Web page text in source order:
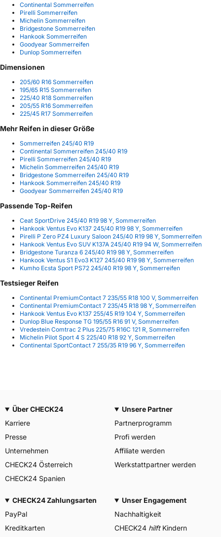
Continental Sommerreifen
Pirelli Sommerreifen
Michelin Sommerreifen
Bridgestone Sommerreifen
Hankook Sommerreifen
Goodyear Sommerreifen
Dunlop Sommerreifen
Dimensionen
205/60 R16 Sommerreifen
195/65 R15 Sommerreifen
225/40 R18 Sommerreifen
205/55 R16 Sommerreifen
225/45 R17 Sommerreifen
Mehr Reifen in dieser Größe
Sommerreifen 245/40 R19
Continental Sommerreifen 245/40 R19
Pirelli Sommerreifen 245/40 R19
Michelin Sommerreifen 245/40 R19
Bridgestone Sommerreifen 245/40 R19
Hankook Sommerreifen 245/40 R19
Goodyear Sommerreifen 245/40 R19
Passende Top-Reifen
Ceat SportDrive 245/40 R19 98 Y, Sommerreifen
Hankook Ventus Evo K137 245/40 R19 98 Y, Sommerreifen
Pirelli P Zero PZ4 Luxury Saloon 245/40 R19 98 Y, Sommerreifen
Hankook Ventus Evo SUV K137A 245/40 R19 94 W, Sommerreifen
Bridgestone Turanza 6 245/40 R19 98 Y, Sommerreifen
Hankook Ventus S1 Evo3 K127 245/40 R19 98 Y, Sommerreifen
Kumho Ecsta Sport PS72 245/40 R19 98 Y, Sommerreifen
Testsieger Reifen
Continental PremiumContact 7 235/55 R18 100 V, Sommerreifen
Continental PremiumContact 7 235/45 R18 98 Y, Sommerreifen
Hankook Ventus Evo K137 255/45 R19 104 Y, Sommerreifen
Dunlop Blue Response TG 195/55 R16 91 V, Sommerreifen
Vredestein Comtrac 2 Plus 225/75 R16C 121 R, Sommerreifen
Michelin Pilot Sport 4 S 225/40 R18 92 Y, Sommerreifen
Continental SportContact 7 255/35 R19 96 Y, Sommerreifen
Über CHECK24
Karriere
Presse
Unternehmen
CHECK24 Österreich
CHECK24 Spanien
Unsere Partner
Partnerprogramm
Profi werden
Affiliate werden
Werkstattpartner werden
CHECK24 Zahlungsarten
PayPal
Kreditkarten
Unser Engagement
Nachhaltigkeit
CHECK24 hilftKindern